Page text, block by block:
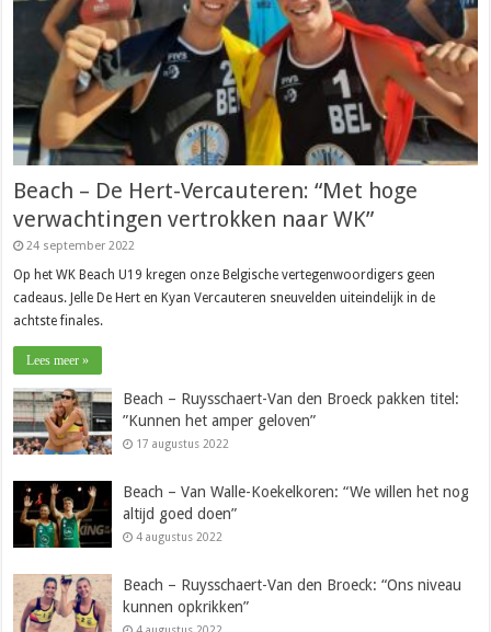
Beach – De Hert-Vercauteren: “Met hoge
verwachtingen vertrokken naar WK”
24 september 2022
Op het WK Beach U19 kregen onze Belgische vertegenwoordigers geen
cadeaus. Jelle De Hert en Kyan Vercauteren sneuvelden uiteindelijk in de
achtste finales.
Lees meer »
Beach – Ruysschaert-Van den Broeck pakken titel:
”Kunnen het amper geloven”
17 augustus 2022
Beach – Van Walle-Koekelkoren: “We willen het nog
altijd goed doen”
4 augustus 2022
Beach – Ruysschaert-Van den Broeck: “Ons niveau
kunnen opkrikken”